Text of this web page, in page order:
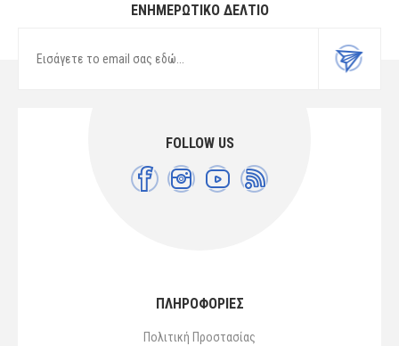
ΕΝΗΜΕΡΩΤΙΚΌ ΔΕΛΤΊΟ
FOLLOW US
ΠΛΗΡΟΦΟΡΙΕΣ
Πολιτική Προστασίας